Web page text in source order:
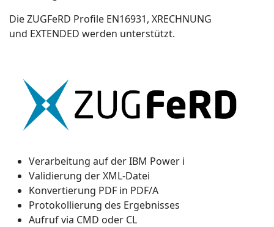
Die ZUGFeRD Profile EN16931, XRECHNUNG
und EXTENDED werden unterstützt.
Verarbeitung auf der IBM Power i
Validierung der XML-Datei
Konvertierung PDF in PDF/A
Protokollierung des Ergebnisses
Aufruf via CMD oder CL